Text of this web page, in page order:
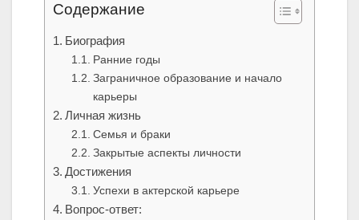
Содержание
Биография
Ранние годы
Заграничное образование и начало
карьеры
Личная жизнь
Семья и браки
Закрытые аспекты личности
Достижения
Успехи в актерской карьере
Вопрос-ответ: